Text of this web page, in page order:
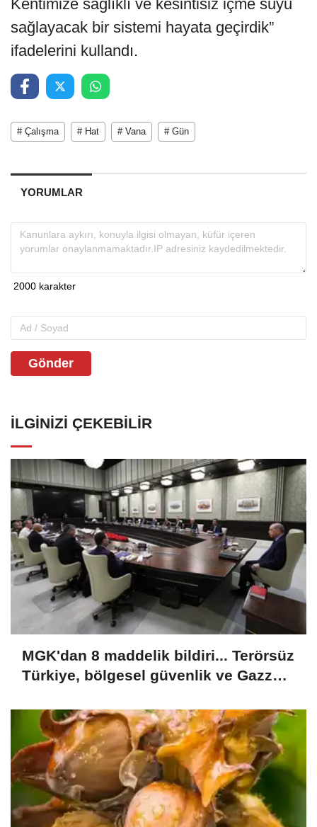
Kentimize sağlıklı ve kesintisiz içme suyu
sağlayacak bir sistemi hayata geçirdik”
ifadelerini kullandı.
# Çalışma # Hat # Vana # Gün
YORUMLAR
Gönder
İLGINIZI ÇEKEBILIR
MGK'dan 8 maddelik bildiri... Terörsüz
Türkiye, bölgesel güvenlik ve Gazze